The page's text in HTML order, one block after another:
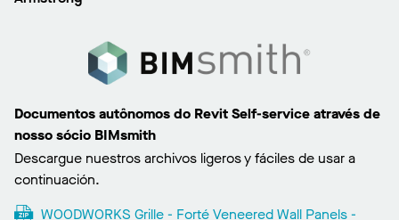
Documentos autônomos do Revit Self-service através de
nosso sócio BIMsmith
Descargue nuestros archivos ligeros y fáciles de usar a
continuación.
WOODWORKS Grille - Forté Veneered Wall Panels -